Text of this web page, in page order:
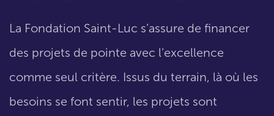
La Fondation Saint-Luc s’assure de financer
des projets de pointe avec l’excellence
comme seul critère. Issus du terrain, là où les
besoins se font sentir, les projets sont